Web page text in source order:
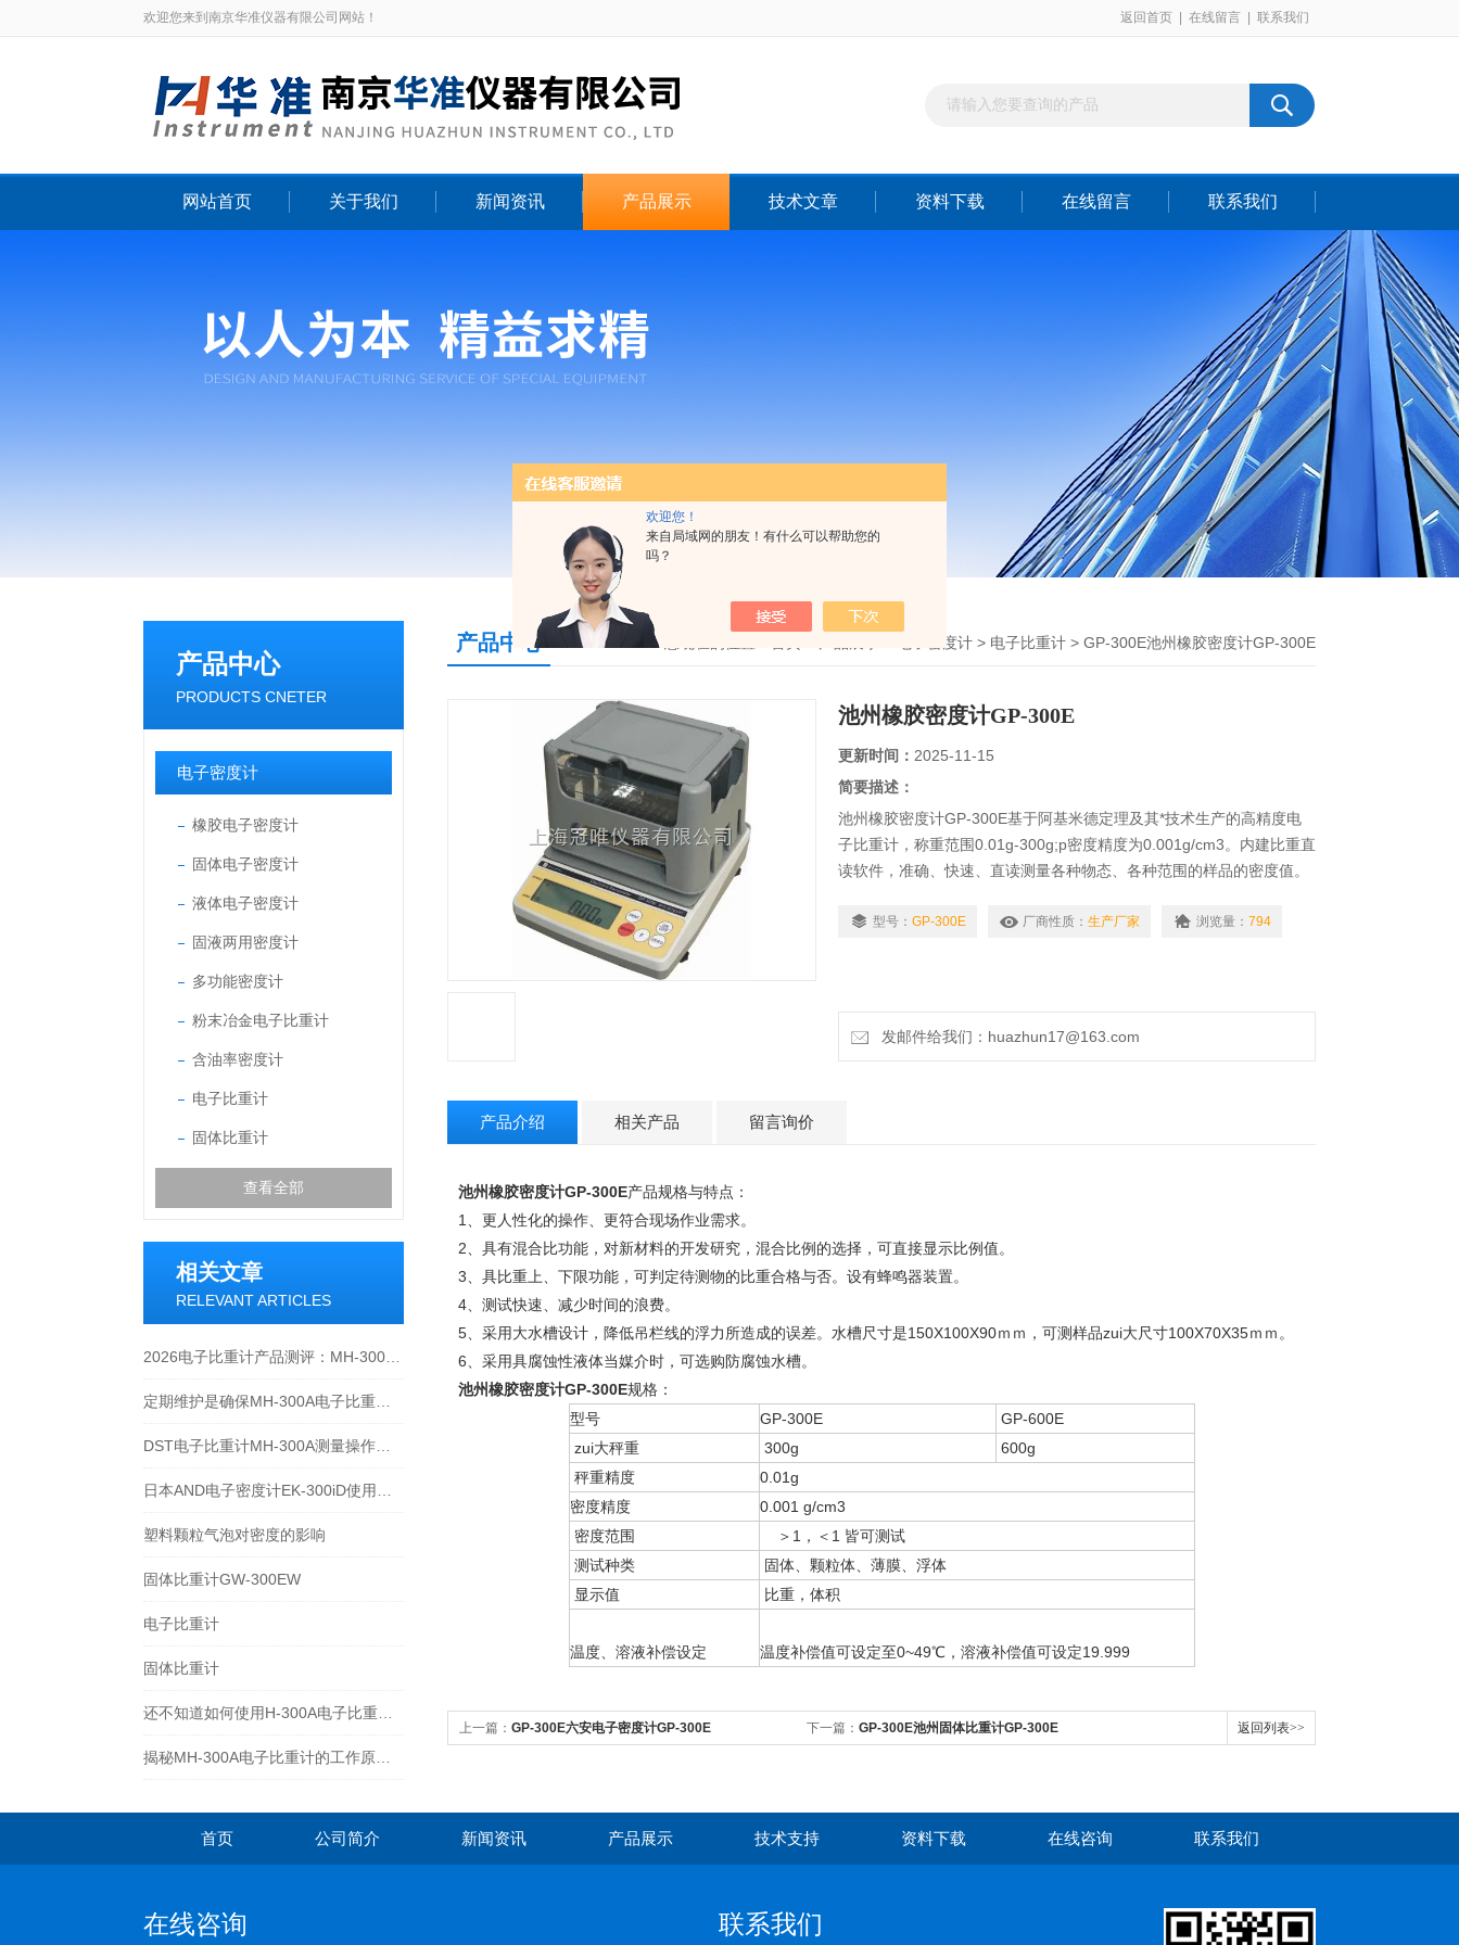
欢迎您！
来自局域网的朋友！有什么可以帮助您的
吗？
欢迎您来到南京华准仪器有限公司网站！ 返回首页 在线留言 联系我们
网站首页 关于我们 新闻资讯 产品展示 技术文章 资料下载 在线留言 联系我们
产品中心
PRODUCTS CNETER
电子密度计
橡胶电子密度计
固体电子密度计
液体电子密度计
固液两用密度计
多功能密度计
粉末冶金电子比重计
含油率密度计
电子比重计
固体比重计
查看全部
相关文章
RELEVANT ARTICLES
塑料颗粒气泡对密度的影响
固体比重计GW-300EW
电子比重计
固体比重计
产品中心 电子密度计 > 电子比重计 > GP-300E池州橡胶密度计GP-300E
池州橡胶密度计GP-300E
更新时间： 2025-11-15
简要描述：
池州橡胶密度计GP-300E基于阿基米德定理及其*技术生产的高精度电
子比重计，称重范围0.01g-300g;p密度精度为0.001g/cm3。内建比重直
读软件，准确、快速、直读测量各种物态、各种范围的样品的密度值。
合金、复合材料...等
型号： GP-300E 厂商性质： 生产厂家 浏览量： 794
发邮件给我们：huazhun17@163.com
产品介绍 相关产品 留言询价
池州橡胶密度计GP-300E产品规格与特点：
1、更人性化的操作、更符合现场作业需求。
2、具有混合比功能，对新材料的开发研究，混合比例的选择，可直接显示比例值。
3、具比重上、下限功能，可判定待测物的比重合格与否。设有蜂鸣器装置。
4、测试快速、减少时间的浪费。
5、采用大水槽设计，降低吊栏线的浮力所造成的误差。水槽尺寸是150X100X90ｍｍ，可测样品zui大尺寸100X70X35ｍｍ。
6、采用具腐蚀性液体当媒介时，可选购防腐蚀水槽。
池州橡胶密度计GP-300E规格：
型号
GP-300E
GP-600E
zui大秤重
300g
600g
秤重精度
0.01g
密度精度
0.001 g/cm3
密度范围
＞1，＜1 皆可测试
测试种类
固体、颗粒体、薄膜、浮体
显示值
比重，体积
温度、溶液补偿设定 温度补偿值可设定至0~49℃，溶液补偿值可设定19.999
上一篇： GP-300E六安电子密度计GP-300E 下一篇： GP-300E池州固体比重计GP-300E 返回列表>>
首页 公司简介 新闻资讯 产品展示 技术支持 资料下载 在线咨询 联系我们
在线咨询 联系我们